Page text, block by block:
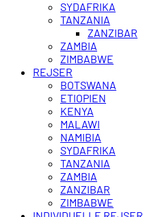
SYDAFRIKA
TANZANIA
ZANZIBAR
ZAMBIA
ZIMBABWE
REJSER
BOTSWANA
ETIOPIEN
KENYA
MALAWI
NAMIBIA
SYDAFRIKA
TANZANIA
ZAMBIA
ZANZIBAR
ZIMBABWE